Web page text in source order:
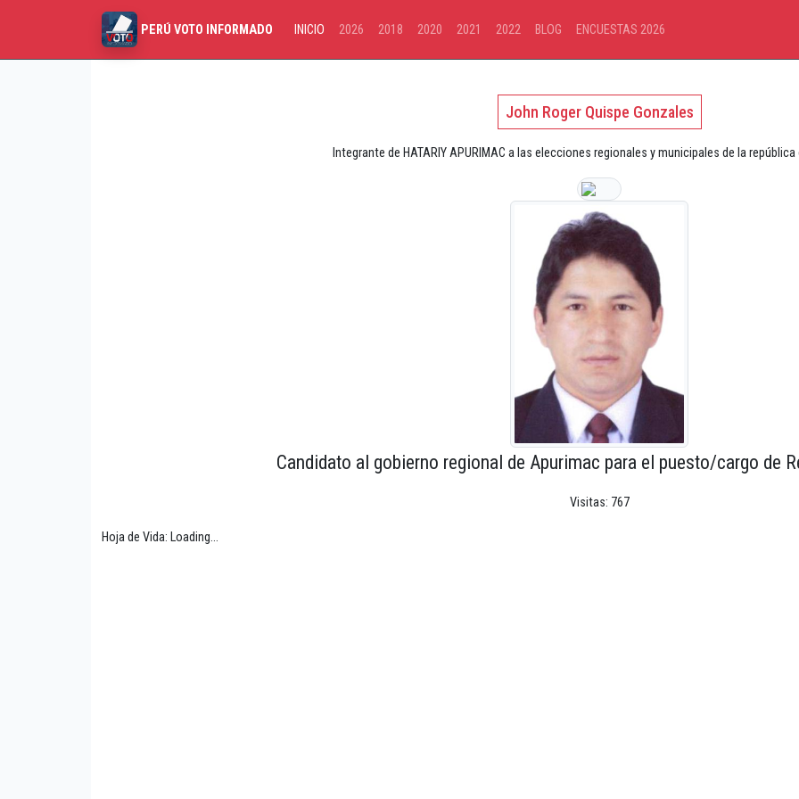
PERÚ VOTO INFORMADO INICIO 2026 2018 2020 2021 2022 BLOG ENCUESTAS 2026
John Roger Quispe Gonzales
Integrante de HATARIY APURIMAC a las elecciones regionales y municipales de la república
Candidato al gobierno regional de Apurimac para el puesto/cargo de
Visitas: 767
Hoja de Vida: Loading...